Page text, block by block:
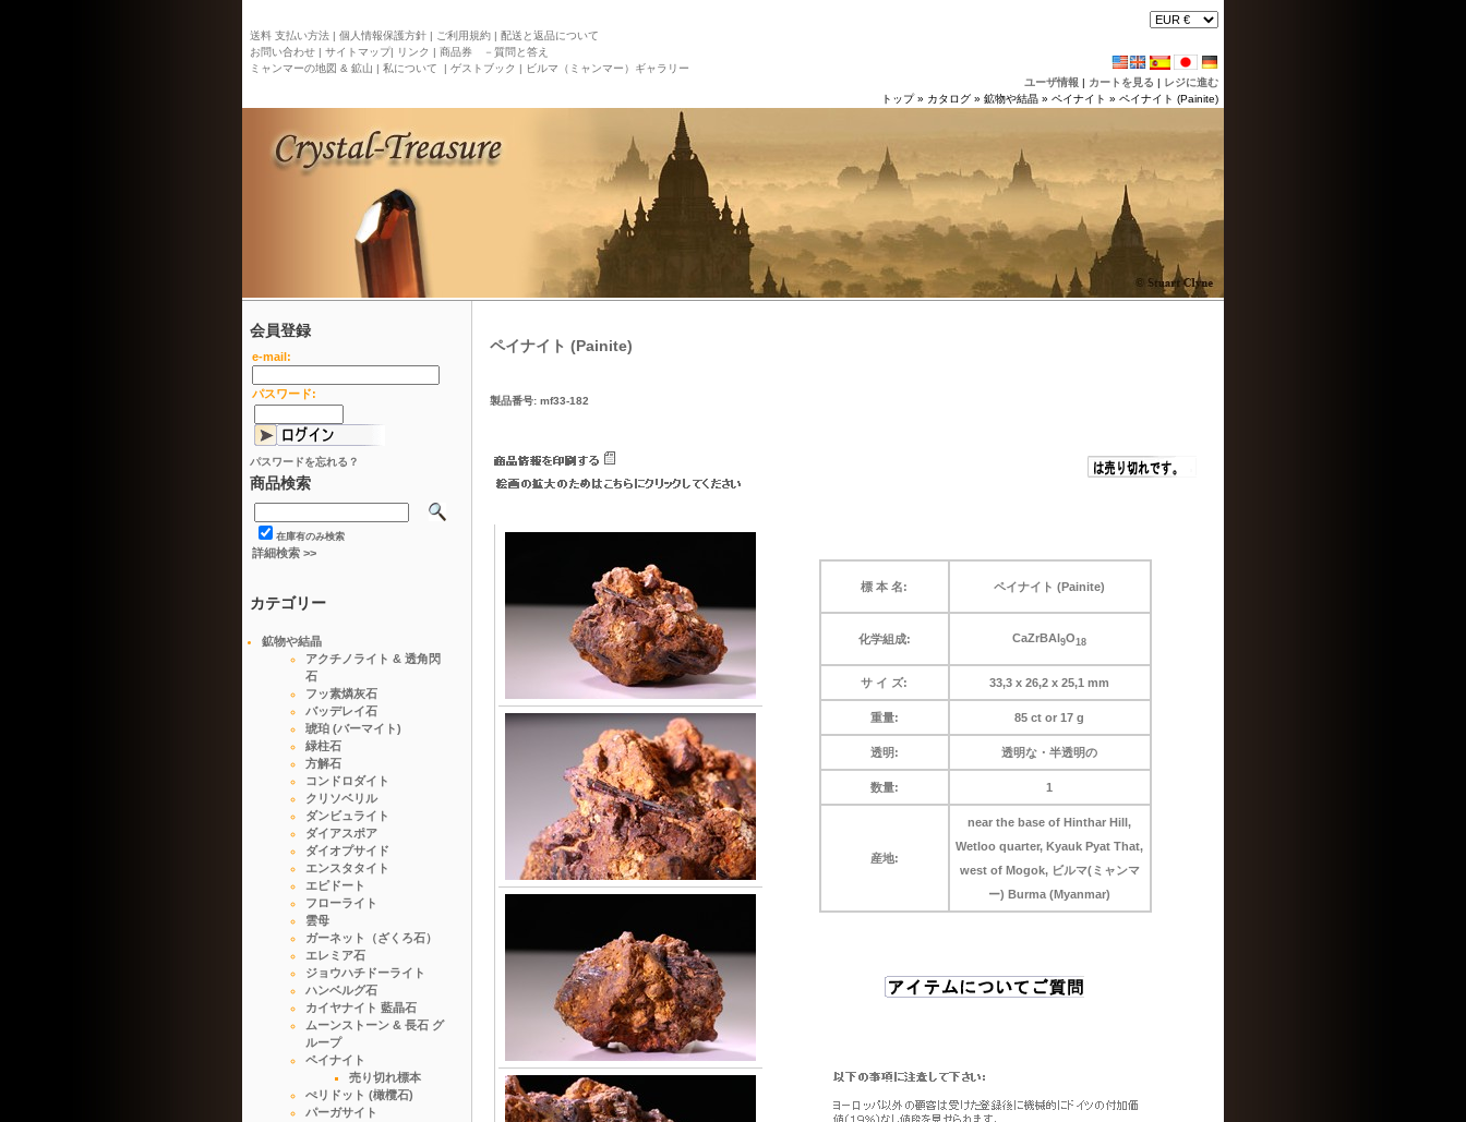
送料 支払い方法 | 個人情報保護方針 | ご利用規約 | 配送と返品について
お問い合わせ | サイトマップ| リンク | 商品券 －質問と答え
ミャンマーの地図 & 鉱山 | 私について | ゲストブック | ビルマ（ミャンマー）ギャラリー
ユーザ情報 | カートを見る | レジに進む
トップ» カタログ » 鉱物や結晶 » ペイナイト » ペイナイト (Painite)
会員登録
e-mail:
パスワード:
パスワードを忘れる？
商品検索
在庫有のみ検索
詳細検索 >>
カテゴリー
鉱物や結晶
アクチノライト & 透角閃
石
フッ素燐灰石
バッデレイ石
琥珀 (バーマイト)
緑柱石
方解石
コンドロダイト
クリソベリル
ダンビュライト
ダイアスポア
ダイオプサイド
エンスタタイト
エピドート
フローライト
雲母
ガーネット（ざくろ石）
エレミア石
ジョウハチドーライト
ハンベルグ石
カイヤナイト 藍晶石
ムーンストーン & 長石 グ
ループ
ペイナイト
売り切れ標本
ぺリドット (橄欖石)
パーガサイト
ペイナイト (Painite)
製品番号: mf33-182
標 本 名: ペイナイト (Painite)
化学組成: CaZrBAl9O18
サ イ ズ: 33,3 x 26,2 x 25,1 mm
重量: 85 ct or 17 g
透明: 透明な・半透明の
数量: 1
産地:
near the base of Hinthar Hill,
Wetloo quarter, Kyauk Pyat That,
west of Mogok, ビルマ(ミャンマ
ー) Burma (Myanmar)